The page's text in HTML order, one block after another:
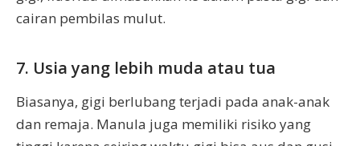
cairan pembilas mulut.
7. Usia yang lebih muda atau tua
Biasanya, gigi berlubang terjadi pada anak-anak
dan remaja. Manula juga memiliki risiko yang